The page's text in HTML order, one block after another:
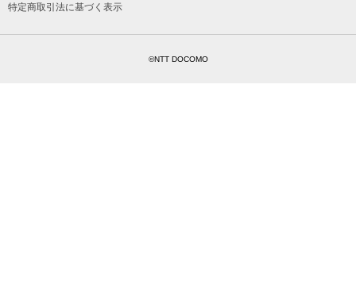
特定商取引法に基づく表示
©NTT DOCOMO